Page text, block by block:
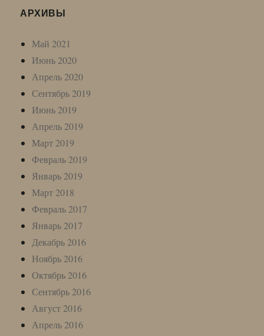
АРХИВЫ
Май 2021
Июнь 2020
Апрель 2020
Сентябрь 2019
Июнь 2019
Апрель 2019
Март 2019
Февраль 2019
Январь 2019
Март 2018
Февраль 2017
Январь 2017
Декабрь 2016
Ноябрь 2016
Октябрь 2016
Сентябрь 2016
Август 2016
Апрель 2016